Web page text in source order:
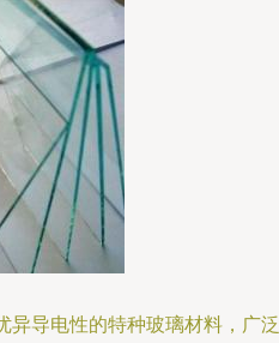
异导电性的特种玻璃材料，广泛